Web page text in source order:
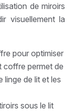
de miroirs
visuellement la
pour optimiser
coffre permet de
linge de lit et les
sous le lit